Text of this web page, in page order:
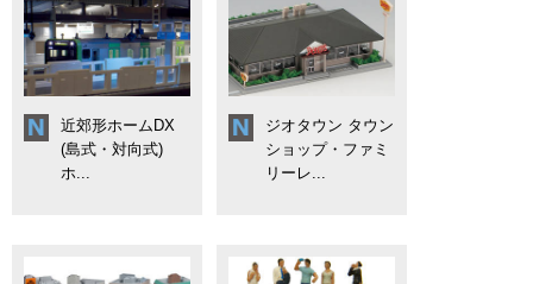
近郊形ホームDX
(島式・対向式)
ホ...
ジオタウン タウン
ショップ・ファミ
リーレ...